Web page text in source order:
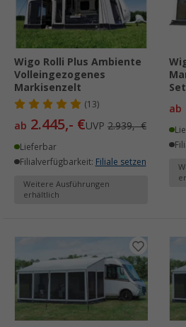
Wigo Rolli Plus Ambiente
Volleingezogenes
Markisenzelt
(13)
ab 2.445,- €UVP 2.939,- €
Lieferbar
Filialverfügbarkeit: Filiale setzen
Weitere Ausführungen
erhältlich
ab